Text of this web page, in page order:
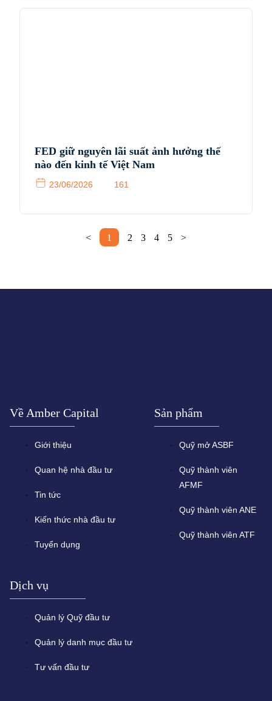
FED giữ nguyên lãi suất ảnh hưởng thế
nào đến kinh tế Việt Nam
23/06/2026 161
< 1 2 3 4 5 >
Về Amber Capital
Giới thiệu
Quan hệ nhà đầu tư
Tin tức
Kiến thức nhà đầu tư
Tuyển dụng
Sản phẩm
Quỹ mở ASBF
Quỹ thành viên
AFMF
Quỹ thành viên ANE
Quỹ thành viên ATF
Dịch vụ
Quản lý Quỹ đầu tư
Quản lý danh mục đầu tư
Tư vấn đầu tư